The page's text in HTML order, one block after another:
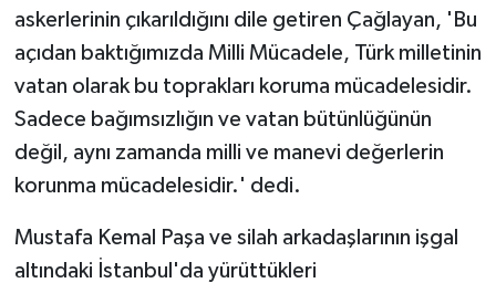
askerlerinin çıkarıldığını dile getiren Çağlayan, 'Bu
açıdan baktığımızda Milli Mücadele, Türk milletinin
vatan olarak bu toprakları koruma mücadelesidir.
Sadece bağımsızlığın ve vatan bütünlüğünün
değil, aynı zamanda milli ve manevi değerlerin
korunma mücadelesidir.' dedi.
Mustafa Kemal Paşa ve silah arkadaşlarının işgal
altındaki İstanbul'da yürüttükleri